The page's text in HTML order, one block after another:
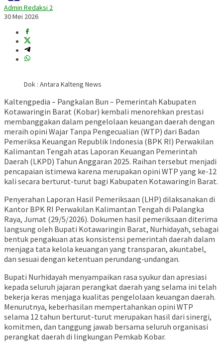
Admin Redaksi 2
30 Mei 2026
Dok : Antara Kalteng News
Kaltengpedia – Pangkalan Bun – Pemerintah Kabupaten
Kotawaringin Barat (Kobar) kembali menorehkan prestasi
membanggakan dalam pengelolaan keuangan daerah dengan
meraih opini Wajar Tanpa Pengecualian (WTP) dari Badan
Pemeriksa Keuangan Republik Indonesia (BPK RI) Perwakilan
Kalimantan Tengah atas Laporan Keuangan Pemerintah
Daerah (LKPD) Tahun Anggaran 2025. Raihan tersebut menjadi
pencapaian istimewa karena merupakan opini WTP yang ke-12
kali secara berturut-turut bagi Kabupaten Kotawaringin Barat.
Penyerahan Laporan Hasil Pemeriksaan (LHP) dilaksanakan di
Kantor BPK RI Perwakilan Kalimantan Tengah di Palangka
Raya, Jumat (29/5/2026). Dokumen hasil pemeriksaan diterima
langsung oleh Bupati Kotawaringin Barat, Nurhidayah, sebagai
bentuk pengakuan atas konsistensi pemerintah daerah dalam
menjaga tata kelola keuangan yang transparan, akuntabel,
dan sesuai dengan ketentuan perundang-undangan.
Bupati Nurhidayah menyampaikan rasa syukur dan apresiasi
kepada seluruh jajaran perangkat daerah yang selama ini telah
bekerja keras menjaga kualitas pengelolaan keuangan daerah.
Menurutnya, keberhasilan mempertahankan opini WTP
selama 12 tahun berturut-turut merupakan hasil dari sinergi,
komitmen, dan tanggung jawab bersama seluruh organisasi
perangkat daerah di lingkungan Pemkab Kobar.